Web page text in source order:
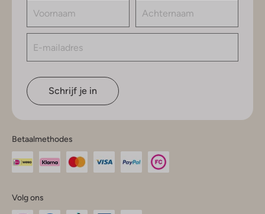
Schrijf je in
Betaalmethodes
Volg ons